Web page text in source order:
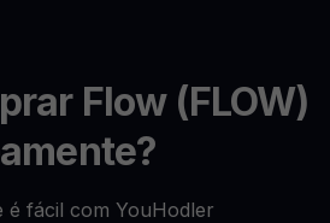
Flow (FLOW)
fácil com YouHodler